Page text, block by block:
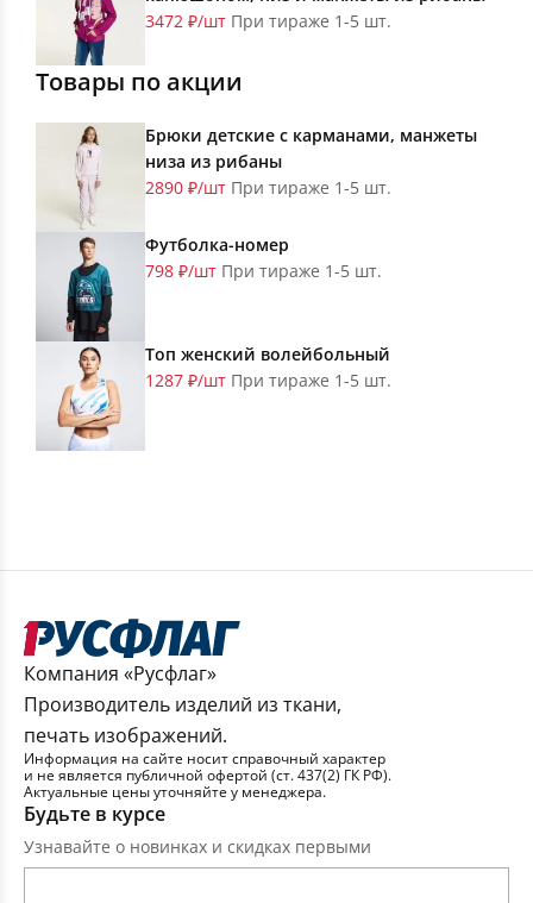
3472 ₽/шт При тираже 1-5 шт.
Товары по акции
Брюки детские с карманами, манжеты
низа из рибаны
2890 ₽/шт При тираже 1-5 шт.
Футболка-номер
798 ₽/шт При тираже 1-5 шт.
Топ женский волейбольный
1287 ₽/шт При тираже 1-5 шт.
Компания «Русфлаг»
Производитель изделий из ткани,
печать изображений.
Информация на сайте носит справочный характер
и не является публичной офертой (ст. 437(2) ГК РФ).
Актуальные цены уточняйте у менеджера.
Будьте в курсе
Узнавайте о новинках и скидках первыми